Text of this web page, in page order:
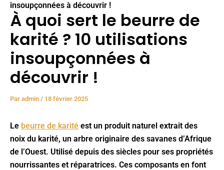
insoupçonnées à découvrir !
À quoi sert le beurre de
karité ? 10 utilisations
insoupçonnées à
découvrir !
Par admin / 18 février 2025
Le beurre de karité est un produit naturel extrait des
noix du karité, un arbre originaire des savanes d’Afrique
de l’Ouest. Utilisé depuis des siècles pour ses propriétés
nourrissantes et réparatrices. Ces composants en font